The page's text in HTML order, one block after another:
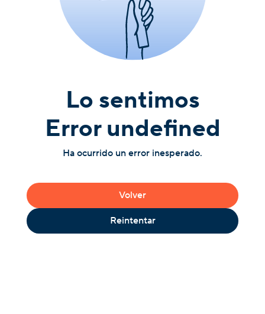
Lo sentimos
Error undefined
Ha ocurrido un error inesperado.
Volver
Reintentar